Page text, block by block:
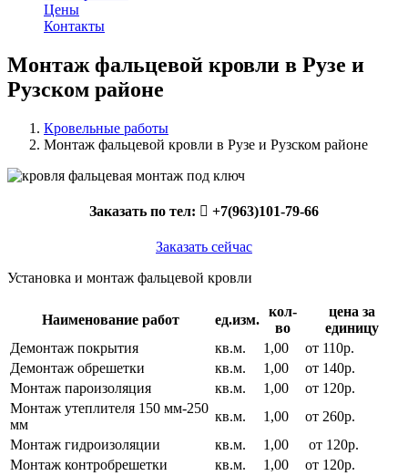
Цены
Контакты
Монтаж фальцевой кровли в Рузе и
Рузском районе
Кровельные работы
Монтаж фальцевой кровли в Рузе и Рузском районе
Заказать по тел: +7(963)101-79-66
Заказать сейчас
Установка и монтаж фальцевой кровли
Наименование работ ед.изм.
кол-
во
цена за
единицу
Демонтаж покрытия
кв.м. 1,00
от 110р.
Демонтаж обрешетки
кв.м. 1,00
от 140р.
Монтаж пароизоляция
кв.м. 1,00
от 120р.
Монтаж утеплителя 150 мм-250
мм
кв.м. 1,00
от 260р.
Монтаж гидроизоляции
кв.м. 1,00
от 120р.
Монтаж контробрешетки
кв.м. 1,00
от 120р.